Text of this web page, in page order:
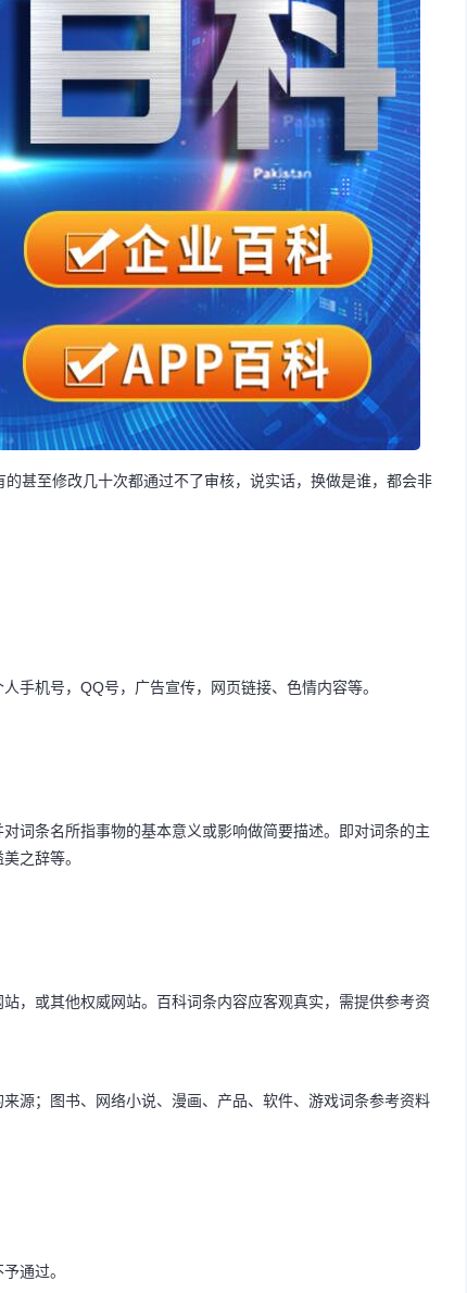
甚至修改几十次都通过不了审核，说实话，换做是谁，都会非
机号，QQ号，广告宣传，网页链接、色情内容等。
条名所指事物的基本意义或影响做简要描述。即对词条的主
之辞等。
或其他权威网站。百科词条内容应客观真实，需提供参考资
；图书、网络小说、漫画、产品、软件、游戏词条参考资料
通过。